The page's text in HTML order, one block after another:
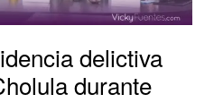
delictiva
durante